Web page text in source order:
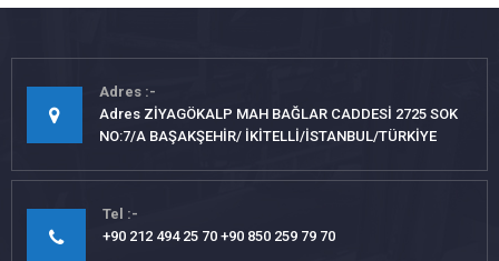
Adres
Adres ZİYAGÖKALP MAH BAĞLAR CADDESİ 2725 SOK
NO:7/A BAŞAKŞEHİR/ İKİTELLİ/İSTANBUL/TÜRKİYE
Tel
+90 212 494 25 70 +90 850 259 79 70